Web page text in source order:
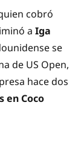
cobró
a Iga
se
de US Open,
hace dos
en Coco